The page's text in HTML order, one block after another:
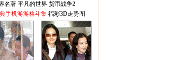
名著 平凡的世界 货币战争2
手机游游格斗集 福彩3D走势图